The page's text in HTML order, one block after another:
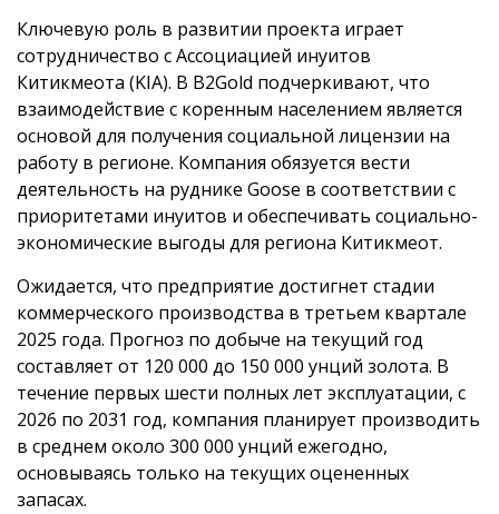
Ключевую роль в развитии проекта играет
сотрудничество с Ассоциацией инуитов
Китикмеота (KIA). В B2Gold подчеркивают, что
взаимодействие с коренным населением является
основой для получения социальной лицензии на
работу в регионе. Компания обязуется вести
деятельность на руднике Goose в соответствии с
приоритетами инуитов и обеспечивать социально-
экономические выгоды для региона Китикмеот.
Ожидается, что предприятие достигнет стадии
коммерческого производства в третьем квартале
2025 года. Прогноз по добыче на текущий год
составляет от 120 000 до 150 000 унций золота. В
течение первых шести полных лет эксплуатации, с
2026 по 2031 год, компания планирует производить
в среднем около 300 000 унций ежегодно,
основываясь только на текущих оцененных
запасах.